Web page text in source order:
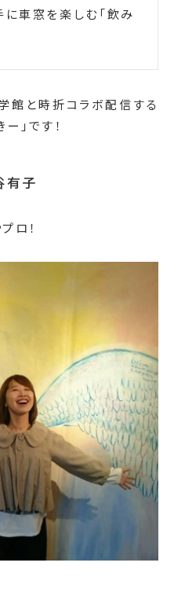
に車窓を楽しむ「飲み
館と時折コラボ配信する
」です！
有子
ロ！